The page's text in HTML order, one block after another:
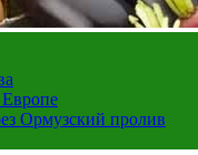
Европе
Ормузский пролив